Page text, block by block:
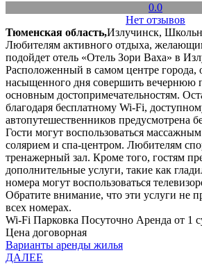
0.0
Нет отзывов
Тюменская область,Излучинск,
Любителям активного отдыха,
подойдет отель «Отель Зори Ваха» в
Расположенный в самом центре города,
насыщенного дня совершить вечернюю
основным достопримечательностям.
благодаря бесплатному Wi-Fi,
автопутешественников предусмотрена
Гости могут воспользоваться
солярием и спа-центром. Любителям
тренажерный зал. Кроме того, гостям
дополнительные услуги, такие как
номера могут воспользоваться
Обратите внимание, что эти услуги не
всех номерах.
Wi-Fi Парковка Посуточно Аренда от 1
Цена договорная
Варианты аренды жилья
ДАЛЕЕ